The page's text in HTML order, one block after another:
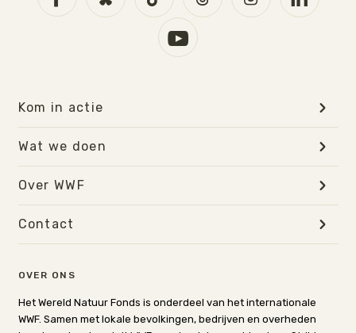
OVER ONS
Het Wereld Natuur Fonds is onderdeel van het internationale
WWF. Samen met lokale bevolkingen, bedrijven en overheden
Kom in actie
Wat we doen
Over WWF
Contact